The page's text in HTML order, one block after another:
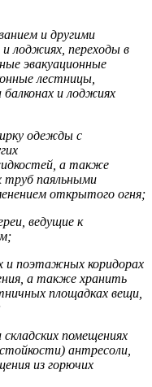
и другими
лоджиях, переходы в
эвакуационные
лестницы,
и лоджиях
одежды с
а также
труб паяльными
открытого огня;
ведущие к
и поэтажных коридорах
а также хранить
площадках вещи,
помещениях
антресоли,
из горючих